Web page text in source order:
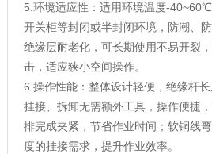
5.环境适应性：适用环境温度-40~60℃
开关柜等封闭或半封闭环境，防潮、
绝缘层耐老化，可长期使用不易开裂
击，适应狭小空间操作。
6.操作性能：整体设计轻便，绝缘杆长
挂接、拆卸无需额外工具，操作便捷
排完成夹紧，节省作业时间；软铜线
度的挂接需求，提升作业效率。